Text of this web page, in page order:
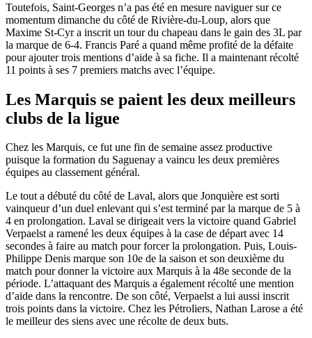
Toutefois, Saint-Georges n’a pas été en mesure naviguer sur ce
momentum dimanche du côté de Rivière-du-Loup, alors que
Maxime St-Cyr a inscrit un tour du chapeau dans le gain des 3L par
la marque de 6-4. Francis Paré a quand même profité de la défaite
pour ajouter trois mentions d’aide à sa fiche. Il a maintenant récolté
11 points à ses 7 premiers matchs avec l’équipe.
Les Marquis se paient les deux meilleurs
clubs de la ligue
Chez les Marquis, ce fut une fin de semaine assez productive
puisque la formation du Saguenay a vaincu les deux premières
équipes au classement général.
Le tout a débuté du côté de Laval, alors que Jonquière est sorti
vainqueur d’un duel enlevant qui s’est terminé par la marque de 5 à
4 en prolongation. Laval se dirigeait vers la victoire quand Gabriel
Verpaelst a ramené les deux équipes à la case de départ avec 14
secondes à faire au match pour forcer la prolongation. Puis, Louis-
Philippe Denis marque son 10e de la saison et son deuxième du
match pour donner la victoire aux Marquis à la 48e seconde de la
période. L’attaquant des Marquis a également récolté une mention
d’aide dans la rencontre. De son côté, Verpaelst a lui aussi inscrit
trois points dans la victoire. Chez les Pétroliers, Nathan Larose a été
le meilleur des siens avec une récolte de deux buts.